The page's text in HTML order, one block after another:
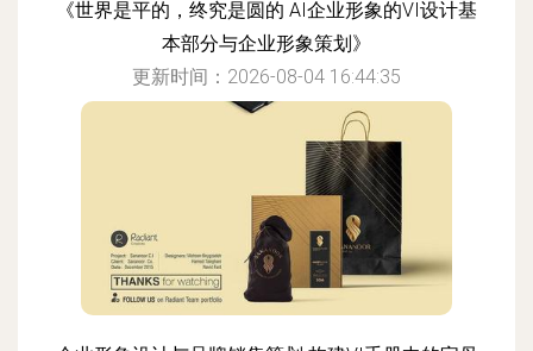
《世界是平的，终究是圆的 AI企业形象的VI设计基
本部分与企业形象策划》
更新时间：2026-08-04 16:44:35